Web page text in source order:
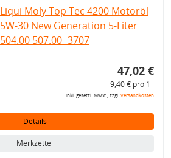
Liqui Moly Top Tec 4200 Motoröl
5W-30 New Generation 5-Liter
504.00 507.00 -3707
47,02 €
9,40 € pro 1 l
inkl. gesetzl. MwSt., zzgl.Versandkosten
Details
Merkzettel